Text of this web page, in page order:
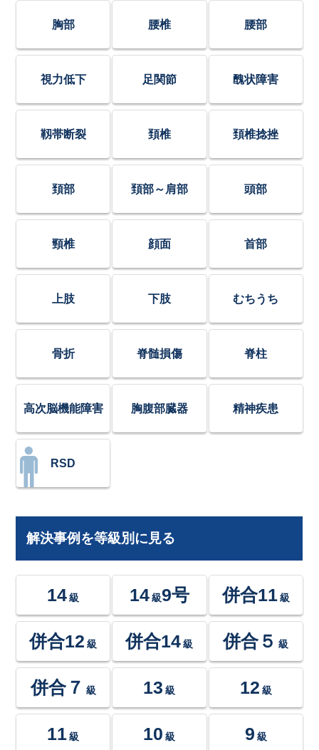
胸部 腰椎 腰部
視力低下 足関節 醜状障害
靱帯断裂 頚椎 頚椎捻挫
頚部 頚部～肩部 頭部
頸椎 顔面 首部
上肢 下肢 むちうち
骨折 脊髄損傷 脊柱
高次脳機能障害 胸腹部臓器 精神疾患
RSD
解決事例を等級別に見る
14 級 14級9号 併合11 級
併合12 級 併合14 級 併合５ 級
併合７ 級 13 級 12 級
11 級 10 級 9 級